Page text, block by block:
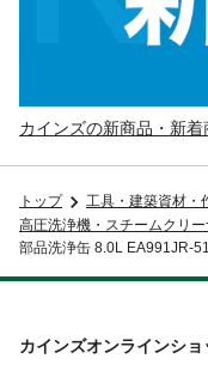
カインズの新商品・新着
トップ 工具・建築資材・
高圧洗浄機・スチームクリー
部品洗浄缶 8.0L EA991JR-
カインズオンラインショ